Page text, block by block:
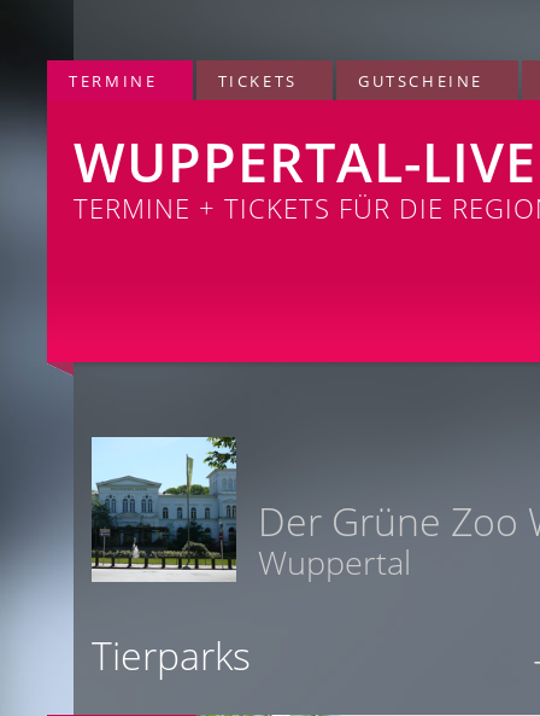
TERMINE TICKETS GUTSCHEINE
WUPPERTAL-LIVE
TERMINE + TICKETS FÜR DIE
Der Grüne Zoo
Wuppertal
Tierparks